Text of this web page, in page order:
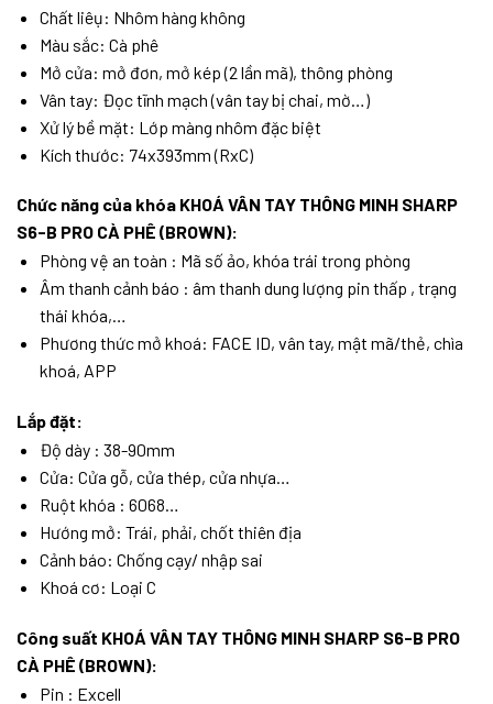
Chất liêụ: Nhôm hàng không
Màu sắc: Cà phê
Mở cửa: mở đơn, mở kép (2 lần mã), thông phòng
Vân tay: Đọc tĩnh mạch (vân tay bị chai, mờ…)
Xử lý bề mặt: Lớp màng nhôm đặc biệt
Kích thước: 74x393mm (RxC)
Chức năng của khóa KHOÁ VÂN TAY THÔNG MINH SHARP
S6-B PRO CÀ PHÊ (BROWN):
Phòng vệ an toàn : Mã số ảo, khóa trái trong phòng
Âm thanh cảnh báo : âm thanh dung lượng pin thấp , trạng
thái khóa,…
Phương thức mở khoá: FACE ID, vân tay, mật mã/thẻ, chìa
khoá, APP
Lắp đặt:
Độ dày : 38-90mm
Cửa: Cửa gỗ, cửa thép, cửa nhựa…
Ruột khóa : 6068…
Hướng mở: Trái, phải, chốt thiên địa
Cảnh báo: Chống cạy/ nhập sai
Khoá cơ: Loại C
Công suất KHOÁ VÂN TAY THÔNG MINH SHARP S6-B PRO
CÀ PHÊ (BROWN):
Pin : Excell